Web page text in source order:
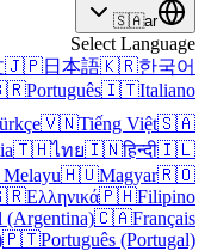
🇸🇦ar
Select Language
🇯🇵日本語🇰🇷한국어
Português🇮🇹Italiano
🇻🇳Tiếng Việt🇸🇦
🇹🇭ไทย🇮🇳हिन्दी🇮🇱
Melayu🇭🇺Magyar🇷🇴
Ελληνικά🇵🇭Filipino
(Argentina)🇨🇦Français
🇵🇹Português (Portugal)